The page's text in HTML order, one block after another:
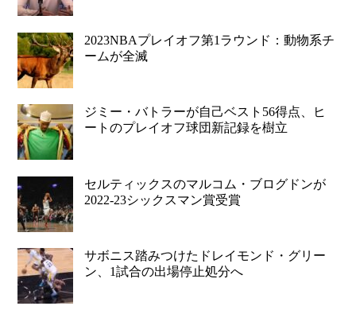
2023NBAプレイオフ第1ラウンド：動物系チ
ームが全滅
ジミー・バトラーが自己ベスト56得点、ヒ
ートのプレイオフ球団新記録を樹立
セルティックスのマルコム・ブログドンが
2022-23シックスマン賞受賞
サボニス踏みつけたドレイモンド・グリー
ン、1試合の出場停止処分へ